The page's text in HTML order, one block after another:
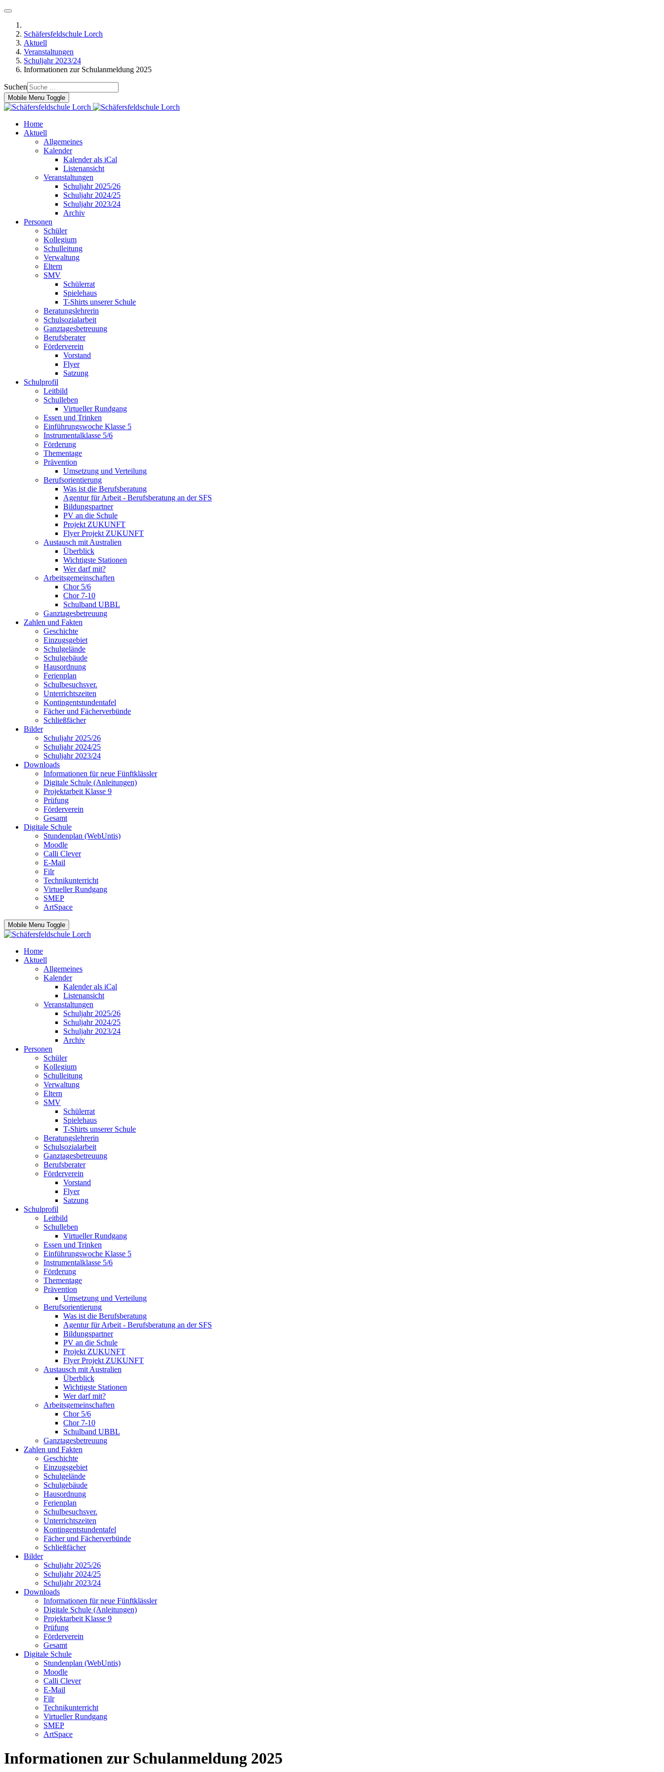
Schäfersfeldschule Lorch
Aktuell
Veranstaltungen
Schuljahr 2023/24
Informationen zur Schulanmeldung 2025
Suchen
Mobile Menu Toggle
Home
Aktuell
Allgemeines
Kalender
Kalender als iCal
Listenansicht
Veranstaltungen
Schuljahr 2025/26
Schuljahr 2024/25
Schuljahr 2023/24
Archiv
Personen
Schüler
Kollegium
Schulleitung
Verwaltung
Eltern
SMV
Schülerrat
Spielehaus
T-Shirts unserer Schule
Beratungslehrerin
Schulsozialarbeit
Ganztagesbetreuung
Berufsberater
Förderverein
Vorstand
Flyer
Satzung
Schulprofil
Leitbild
Schulleben
Virtueller Rundgang
Essen und Trinken
Einführungswoche Klasse 5
Instrumentalklasse 5/6
Förderung
Thementage
Prävention
Umsetzung und Verteilung
Berufsorientierung
Was ist die Berufsberatung
Agentur für Arbeit - Berufsberatung an der SFS
Bildungspartner
PV an die Schule
Projekt ZUKUNFT
Flyer Projekt ZUKUNFT
Austausch mit Australien
Überblick
Wichtigste Stationen
Wer darf mit?
Arbeitsgemeinschaften
Chor 5/6
Chor 7-10
Schulband UBBL
Ganztagesbetreuung
Zahlen und Fakten
Geschichte
Einzugsgebiet
Schulgelände
Schulgebäude
Hausordnung
Ferienplan
Schulbesuchsver.
Unterrichtszeiten
Kontingentstundentafel
Fächer und Fächerverbünde
Schließfächer
Bilder
Schuljahr 2025/26
Schuljahr 2024/25
Schuljahr 2023/24
Downloads
Informationen für neue Fünftklässler
Digitale Schule (Anleitungen)
Projektarbeit Klasse 9
Prüfung
Förderverein
Gesamt
Digitale Schule
Stundenplan (WebUntis)
Moodle
Calli Clever
E-Mail
Filr
Technikunterricht
Virtueller Rundgang
SMEP
ArtSpace
Mobile Menu Toggle
Home
Aktuell
Allgemeines
Kalender
Kalender als iCal
Listenansicht
Veranstaltungen
Schuljahr 2025/26
Schuljahr 2024/25
Schuljahr 2023/24
Archiv
Personen
Schüler
Kollegium
Schulleitung
Verwaltung
Eltern
SMV
Schülerrat
Spielehaus
T-Shirts unserer Schule
Beratungslehrerin
Schulsozialarbeit
Ganztagesbetreuung
Berufsberater
Förderverein
Vorstand
Flyer
Satzung
Schulprofil
Leitbild
Schulleben
Virtueller Rundgang
Essen und Trinken
Einführungswoche Klasse 5
Instrumentalklasse 5/6
Förderung
Thementage
Prävention
Umsetzung und Verteilung
Berufsorientierung
Was ist die Berufsberatung
Agentur für Arbeit - Berufsberatung an der SFS
Bildungspartner
PV an die Schule
Projekt ZUKUNFT
Flyer Projekt ZUKUNFT
Austausch mit Australien
Überblick
Wichtigste Stationen
Wer darf mit?
Arbeitsgemeinschaften
Chor 5/6
Chor 7-10
Schulband UBBL
Ganztagesbetreuung
Zahlen und Fakten
Geschichte
Einzugsgebiet
Schulgelände
Schulgebäude
Hausordnung
Ferienplan
Schulbesuchsver.
Unterrichtszeiten
Kontingentstundentafel
Fächer und Fächerverbünde
Schließfächer
Bilder
Schuljahr 2025/26
Schuljahr 2024/25
Schuljahr 2023/24
Downloads
Informationen für neue Fünftklässler
Digitale Schule (Anleitungen)
Projektarbeit Klasse 9
Prüfung
Förderverein
Gesamt
Digitale Schule
Stundenplan (WebUntis)
Moodle
Calli Clever
E-Mail
Filr
Technikunterricht
Virtueller Rundgang
SMEP
ArtSpace
Informationen zur Schulanmeldung 2025